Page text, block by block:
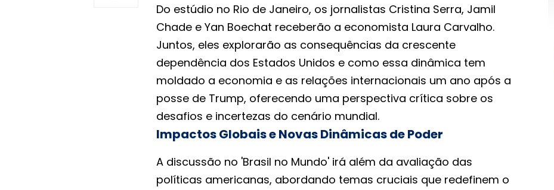
Do estúdio no Rio de Janeiro, os jornalistas Cristina Serra, Jamil
Chade e Yan Boechat receberão a economista Laura Carvalho.
Juntos, eles explorarão as consequências da crescente
dependência dos Estados Unidos e como essa dinâmica tem
moldado a economia e as relações internacionais um ano após a
posse de Trump, oferecendo uma perspectiva crítica sobre os
desafios e incertezas do cenário mundial.
Impactos Globais e Novas Dinâmicas de Poder
A discussão no 'Brasil no Mundo' irá além da avaliação das
políticas americanas, abordando temas cruciais que redefinem o